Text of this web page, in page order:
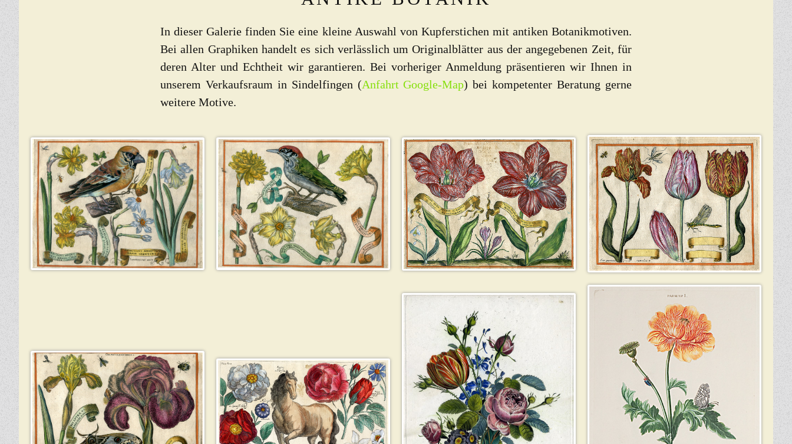
In dieser Galerie finden Sie eine kleine Auswahl von Kupferstichen mit antiken Botanikmotiven.
Bei allen Graphiken handelt es sich verlässlich um Originalblätter aus der angegebenen Zeit, für
deren Alter und Echtheit wir garantieren. Bei vorheriger Anmeldung präsentieren wir Ihnen in
unserem Verkaufsraum in Sindelfingen (Anfahrt Google-Map) bei kompetenter Beratung gerne
weitere Motive.